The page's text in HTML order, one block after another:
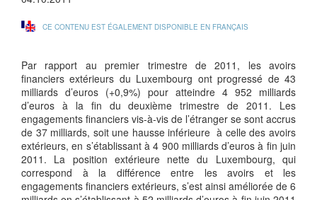
CE CONTENU EST ÉGALEMENT DISPONIBLE EN FRANÇAIS
Par rapport au premier trimestre de 2011, les avoirs
financiers extérieurs du Luxembourg ont progressé de 43
milliards d’euros (+0,9%) pour atteindre 4 952 milliards
d’euros à la fin du deuxième trimestre de 2011. Les
engagements financiers vis-à-vis de l’étranger se sont accrus
de 37 milliards, soit une hausse inférieure à celle des avoirs
extérieurs, en s’établissant à 4 900 milliards d’euros à fin juin
2011. La position extérieure nette du Luxembourg, qui
correspond à la différence entre les avoirs et les
engagements financiers extérieurs, s’est ainsi améliorée de 6